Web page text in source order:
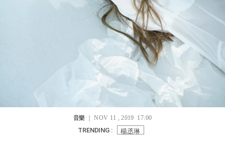
音樂｜ NOV 11 , 2019 17:00
TRENDING : 楊丞琳